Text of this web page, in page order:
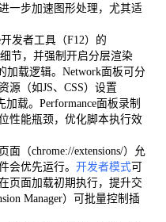
一步加速图形处理，尤其适
发者工具（F12）的
节，并强制开启分层渲染
加载逻辑。Network面板可分
源（如JS、CSS）设置
载。Performance面板录制
性能瓶颈，优化脚本执行效
（chrome://extensions/）允
会优先运行。 开发者模式可
页面加载初期执行，提升交
Manager）可批量控制插